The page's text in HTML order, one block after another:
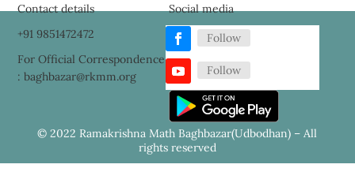
Contact details
+91 9851472472
For Official Correspondence
: baghbazar@rkmm.org
Social media
Follow
Follow
© 2022 Ramakrishna Math Baghbazar(Udbodhan) – All
rights reserved